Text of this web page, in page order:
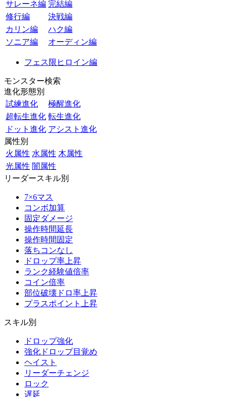
サレーネ編 完結編
修行編
決戦編
カリン編
ハク編
ソニア編
オーディン編
フェス限ヒロイン編
モンスター検索
進化形態別
試練進化
極醒進化
超転生進化 転生進化
ドット進化 アシスト進化
属性別
火属性 水属性 木属性
光属性 闇属性
リーダースキル別
7×6マス
コンボ加算
固定ダメージ
操作時間延長
操作時間固定
落ちコンなし
ドロップ率上昇
ランク経験値倍率
コイン倍率
部位破壊ドロ率上昇
プラスポイント上昇
スキル別
ドロップ強化
強化ドロップ目覚め
ヘイスト
リーダーチェンジ
ロック
遅延